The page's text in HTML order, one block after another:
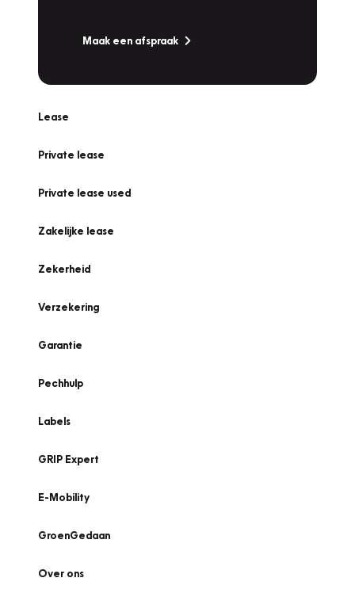
Maak een afspraak
Lease
Private lease
Private lease used
Zakelijke lease
Zekerheid
Verzekering
Garantie
Pechhulp
Labels
GRIP Expert
E-Mobility
GroenGedaan
Over ons